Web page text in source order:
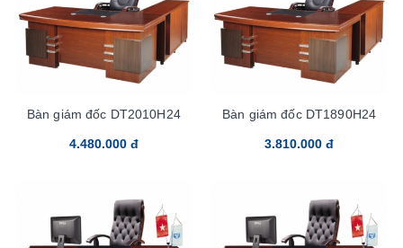
Bàn giám đốc DT2010H24
4.480.000 đ
Bàn giám đốc DT1890H24
3.810.000 đ